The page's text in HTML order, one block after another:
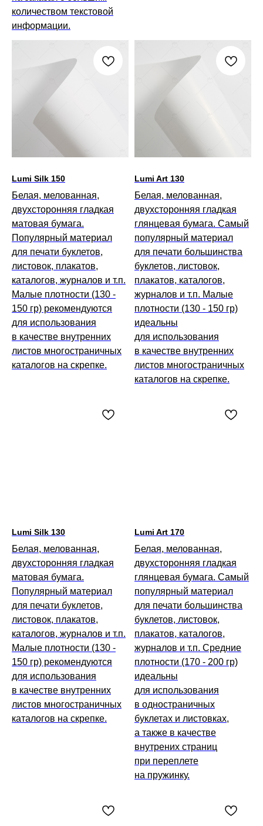
количеством текстовой
информации.
Lumi Silk 150
Белая, мелованная,
двухсторонняя гладкая
матовая бумага.
Популярный материал
для печати буклетов,
листовок, плакатов,
каталогов, журналов и т.п.
Малые плотности (130 -
150 гр) рекомендуются
для использования
в качестве внутренних
листов многостраничных
каталогов на скрепке.
Lumi Art 130
Белая, мелованная,
двухсторонняя гладкая
глянцевая бумага. Самый
популярный материал
для печати большинства
буклетов, листовок,
плакатов, каталогов,
журналов и т.п. Малые
плотности (130 - 150 гр)
идеальны
для использования
в качестве внутренних
листов многостраничных
каталогов на скрепке.
Lumi Silk 130
Белая, мелованная,
двухсторонняя гладкая
матовая бумага.
Популярный материал
для печати буклетов,
листовок, плакатов,
каталогов, журналов и т.п.
Малые плотности (130 -
150 гр) рекомендуются
для использования
в качестве внутренних
листов многостраничных
каталогов на скрепке.
Lumi Art 170
Белая, мелованная,
двухсторонняя гладкая
глянцевая бумага. Самый
популярный материал
для печати большинства
буклетов, листовок,
плакатов, каталогов,
журналов и т.п. Средние
плотности (170 - 200 гр)
идеальны
для использования
в одностраничных
буклетах и листовках,
а также в качестве
внутрених страниц
при переплете
на пружинку.